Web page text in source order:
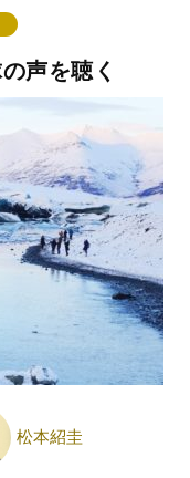
声を聴く
松本紹圭